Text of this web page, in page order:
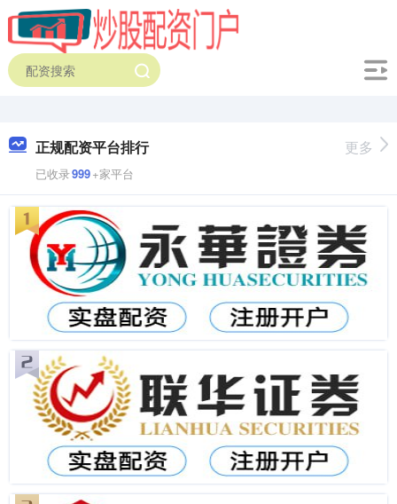
正规配资平台排行
已收录999+家平台
更多